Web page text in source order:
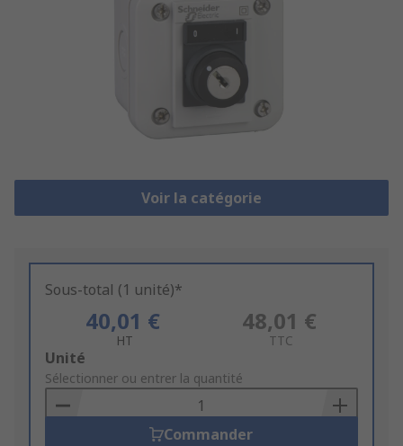
Voir la catégorie
Sous-total (1 unité)*
40,01 €
HT
48,01 €
TTC
Add
to
Basket
Unité
Sélectionner ou entrer la quantité
Commander